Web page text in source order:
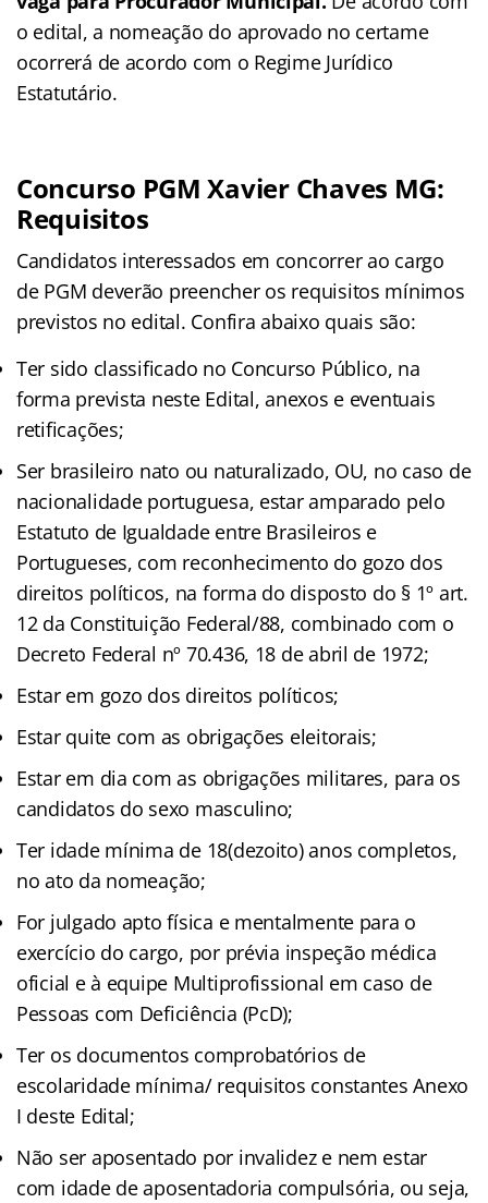
o edital, a nomeação do aprovado no certame
ocorrerá de acordo com o Regime Jurídico
Estatutário.
Concurso PGM Xavier Chaves MG:
Requisitos
Candidatos interessados em concorrer ao cargo
de PGM deverão preencher os requisitos mínimos
previstos no edital. Confira abaixo quais são:
Ter sido classificado no Concurso Público, na
forma prevista neste Edital, anexos e eventuais
retificações;
Ser brasileiro nato ou naturalizado, OU, no caso de
nacionalidade portuguesa, estar amparado pelo
Estatuto de Igualdade entre Brasileiros e
Portugueses, com reconhecimento do gozo dos
direitos políticos, na forma do disposto do § 1º art.
12 da Constituição Federal/88, combinado com o
Decreto Federal nº 70.436, 18 de abril de 1972;
Estar em gozo dos direitos políticos;
Estar quite com as obrigações eleitorais;
Estar em dia com as obrigações militares, para os
candidatos do sexo masculino;
Ter idade mínima de 18(dezoito) anos completos,
no ato da nomeação;
For julgado apto física e mentalmente para o
exercício do cargo, por prévia inspeção médica
oficial e à equipe Multiprofissional em caso de
Pessoas com Deficiência (PcD);
Ter os documentos comprobatórios de
escolaridade mínima/ requisitos constantes Anexo
I deste Edital;
Não ser aposentado por invalidez e nem estar
com idade de aposentadoria compulsória, ou seja,